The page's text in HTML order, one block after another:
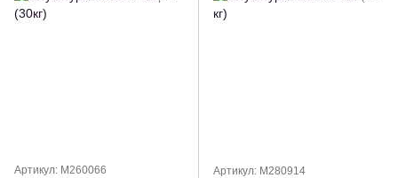
Артикул: M260066 Артикул: M280914